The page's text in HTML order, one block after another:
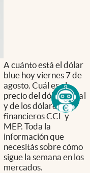
A cuánto está el dólar
blue hoy viernes 7 de
agosto. Cuál es el
precio del dólar oficial
y de los dólares
financieros CCL y
MEP. Toda la
información que
necesitás sobre cómo
sigue la semana en los
mercados.